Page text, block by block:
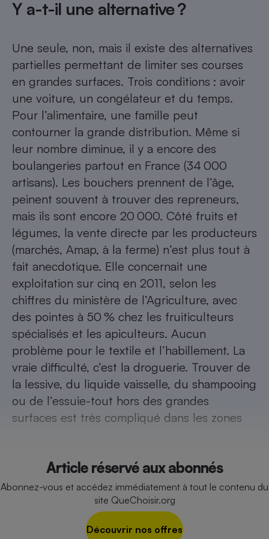
Y a-t-il une alternative ?
Une seule, non, mais il existe des alternatives
partielles permettant de limiter ses courses
en grandes surfaces. Trois conditions : avoir
une voiture, un congélateur et du temps.
Pour l’alimentaire, une famille peut
contourner la grande distribution. Même si
leur nombre diminue, il y a encore des
boulangeries partout en France (34 000
artisans). Les bouchers prennent de l’âge,
peinent souvent à trouver des repreneurs,
mais ils sont encore 20 000. Côté fruits et
légumes, la vente directe par les producteurs
(marchés, Amap, à la ferme) n’est plus tout à
fait anecdotique. Elle concernait une
exploitation sur cinq en 2011, selon les
chiffres du ministère de l’Agriculture, avec
des pointes à 50 % chez les fruiticulteurs
spécialisés et les apiculteurs. Aucun
problème pour le textile et l’habillement. La
vraie difficulté, c’est la droguerie. Trouver de
la lessive, du liquide vaisselle, du shampooing
ou de l’essuie-tout hors des grandes
surfaces est très compliqué dans les zones
Article réservé aux abonnés
Abonnez-vous et accédez immédiatement à tout le contenu du
site QueChoisir.org
Découvrir nos offres
bouteille
Assurance emprunteur
Banque
Petit électroménager -
Lave-linge
Plaque de cuisson à
induction
Téléviseur
Téléphone mobile -
Smartphone
Antivirus
Matelas
Radiateur électrique
Climatiseur -
Ventilateur
Mutuelle
Antimoustique